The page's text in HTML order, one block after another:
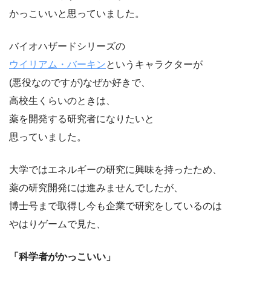
かっこいいと思っていました。
バイオハザードシリーズの
ウイリアム・バーキンというキャラクターが
(悪役なのですが)なぜか好きで、
高校生くらいのときは、
薬を開発する研究者になりたいと
思っていました。
大学ではエネルギーの研究に興味を持ったため、
薬の研究開発には進みませんでしたが、
博士号まで取得し今も企業で研究をしているのは
やはりゲームで見た、
「科学者がかっこいい」